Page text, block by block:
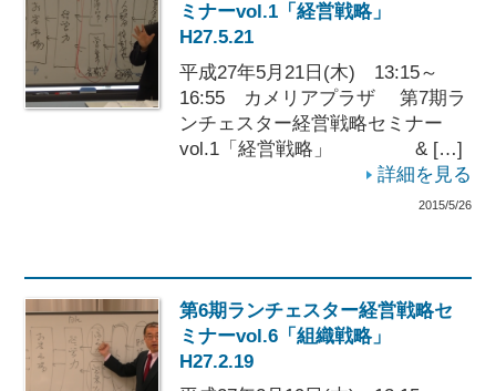
ミナーvol.1「経営戦略」
H27.5.21
平成27年5月21日(木) 13:15～
16:55 カメリアプラザ 第7期ラ
ンチェスター経営戦略セミナー
vol.1「経営戦略」 & […]
詳細を見る
2015/5/26
第6期ランチェスター経営戦略セ
ミナーvol.6「組織戦略」
H27.2.19